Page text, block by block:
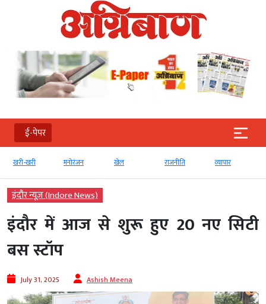
ई-पेपर
खरी-खरी मनोरंजन खेल राजनीति व्‍यापार
इंदौर न्यूज़ (Indore News)
इंदौर में आज से शुरू हुए 20 नए सिटी
बस स्टॉप
July 31, 2025 Ashish Meena